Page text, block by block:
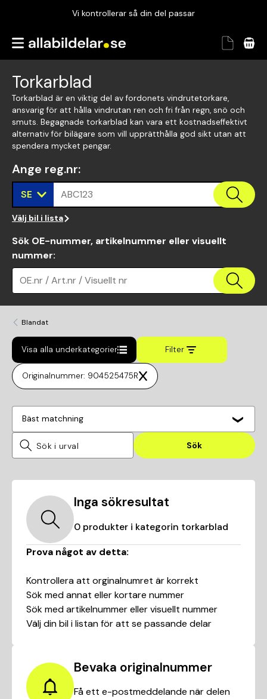
Vi kontrollerar så din del passar
Garanterad passform
Torkarblad
Torkarblad är en viktig del av fordonets vindrutetorkare,
ansvarig för att hålla vindrutan ren och fri från regn, snö och
smuts. Begagnade torkarblad kan vara ett kostnadseffektivt
alternativ för bilägare som vill upprätthålla god sikt utan att
spendera mycket pengar.
Ange reg.nr:
SE ABC123
Välj bil i lista
Sök OE-nummer, artikelnummer eller visuellt
nummer:
OE.nr / Art.nr / Visuellt nr
Blandat
Visa alla underkategorier Filter
Originalnummer: 904525475R
Bäst matchning
Sök
Inga sökresultat
0 produkter i kategorin torkarblad
Prova något av detta:
Kontrollera att orginalnumret är korrekt
Sök med annat eller kortare nummer
Sök med artikelnummer eller visuellt nummer
Välj din bil i listan för att se passande delar
Bevaka originalnummer
Få ett e-postmeddelande när delen